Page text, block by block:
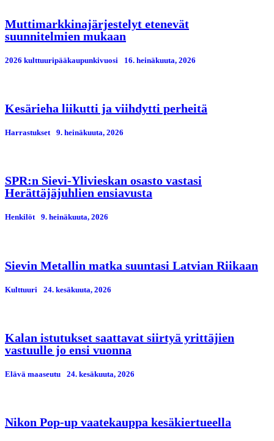
Muttimarkkinajärjestelyt etenevät
suunnitelmien mukaan
2026 kulttuuripääkaupunkivuosi 16. heinäkuuta, 2026
Kesärieha liikutti ja viihdytti perheitä
Harrastukset 9. heinäkuuta, 2026
SPR:n Sievi-Ylivieskan osasto vastasi
Herättäjäjuhlien ensiavusta
Henkilöt 9. heinäkuuta, 2026
Sievin Metallin matka suuntasi Latvian Riikaan
Kulttuuri 24. kesäkuuta, 2026
Kalan istutukset saattavat siirtyä yrittäjien
vastuulle jo ensi vuonna
Elävä maaseutu 24. kesäkuuta, 2026
Nikon Pop-up vaatekauppa kesäkiertueella